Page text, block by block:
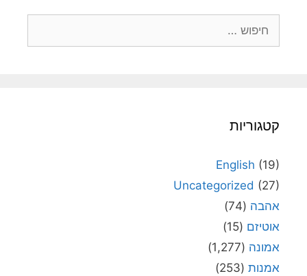
קטגוריות
English (19)
Uncategorized (27)
אהבה (74)
אוטיזם (15)
אמונה (1,277)
אמנות (253)